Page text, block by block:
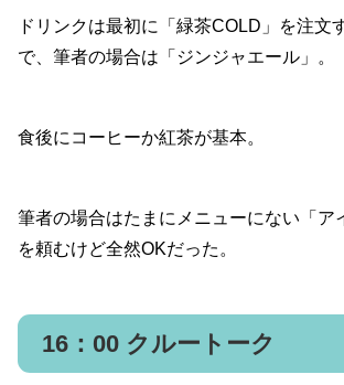
ドリンクは最初に「緑茶COLD」を注文
で、筆者の場合は「ジンジャエール」。
食後にコーヒーか紅茶が基本。
筆者の場合はたまにメニューにない「ア
を頼むけど全然OKだった。
16：00 クルートーク